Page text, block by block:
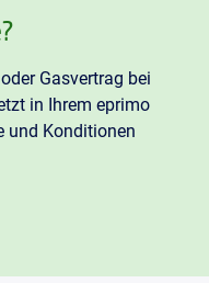
Gasvertrag bei
in Ihrem eprimo
und Konditionen